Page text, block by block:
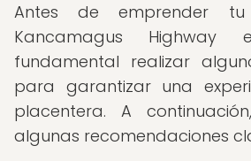
Antes de emprender
Kancamagus
fundamental realizar
para garantizar una
placentera. A
algunas recomendaciones